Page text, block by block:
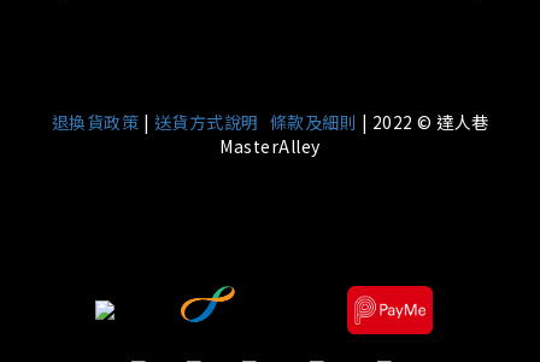
退換貨政策 | 送貨方式說明 條款及細則 | 2022 © 達人巷
MasterAlley